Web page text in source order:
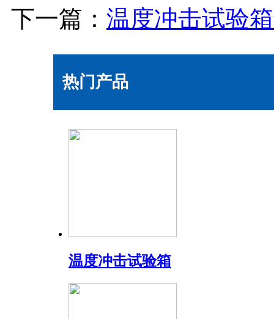
下一篇： 温度冲击试验
热门产品
温度冲击试验箱